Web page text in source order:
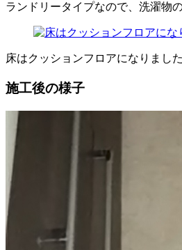
ランドリータイプなので、洗濯物
床はクッションフロアになりました
施工後の様子